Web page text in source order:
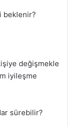
beklenir?
değişmekle
iyileşme
sürebilir?